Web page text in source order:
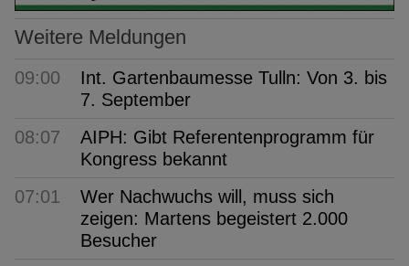
Weitere Meldungen
09:00
Int. Gartenbaumesse Tulln: Von 3. bis
7. September
08:07
AIPH: Gibt Referentenprogramm für
Kongress bekannt
07:01
Wer Nachwuchs will, muss sich
zeigen: Martens begeistert 2.000
Besucher